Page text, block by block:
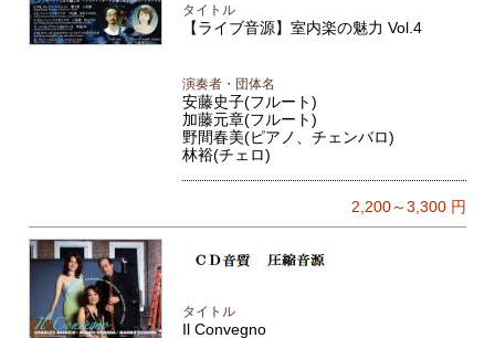
タイトル
【ライブ音源】室内楽の魅力 Vol.4
演奏者・団体名
安藤史子(フルート)
加藤元章(フルート)
野間春美(ピアノ、チェンバロ)
林裕(チェロ)
2,200～3,300円
タイトル
Il Convegno